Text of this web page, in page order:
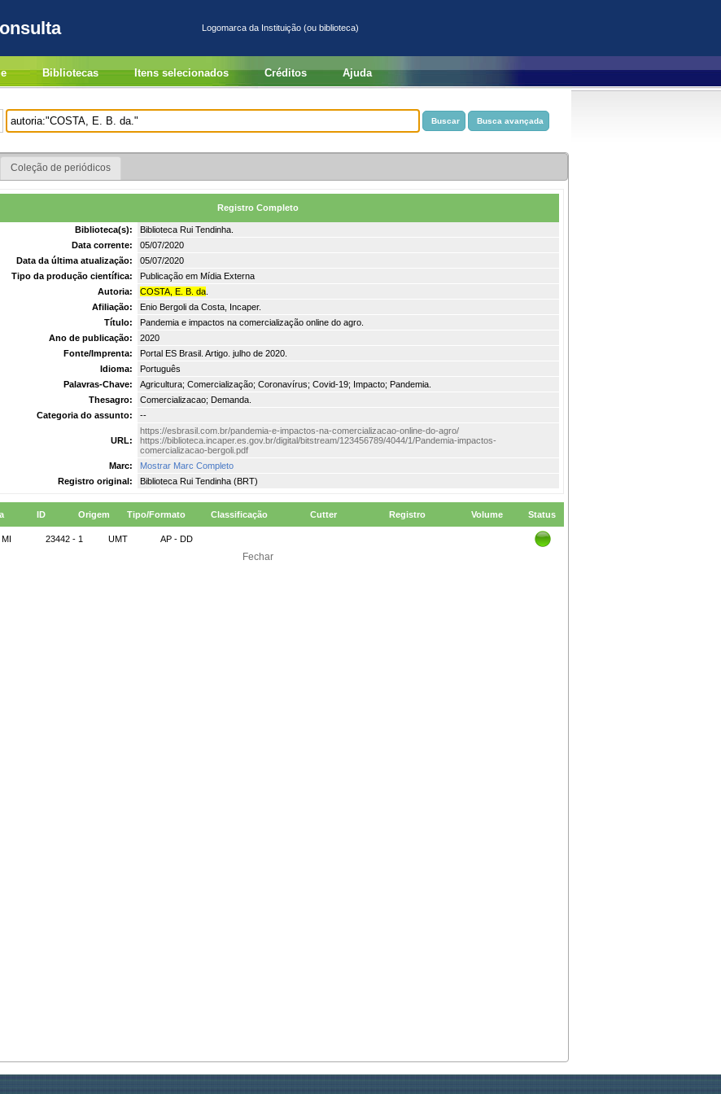
Logomarca da Instituição (ou biblioteca)
Bibliotecas Itens selecionados Créditos Ajuda
Coleção de periódicos
Registro Completo
Biblioteca(s):
Biblioteca Rui Tendinha.
Data corrente:
05/07/2020
Data da última atualização:
05/07/2020
Tipo da produção científica:
Publicação em Mídia Externa
Autoria:
COSTA, E. B. da
Afiliação:
Enio Bergoli da Costa, Incaper.
Título:
Pandemia e impactos na comercialização online do agro.
Ano de publicação:
2020
Fonte/Imprenta:
Portal ES Brasil. Artigo. julho de 2020.
Idioma:
Português
Palavras-Chave:
Agricultura; Comercialização; Coronavírus; Covid-19; Impacto; Pandemia.
Thesagro:
Comercializacao; Demanda.
Categoria do assunto:
--
URL:
https://esbrasil.com.br/pandemia-e-impactos-na-comercializacao-online-do-agro/
https://biblioteca.incaper.es.gov.br/digital/bitstream/123456789/4044/1/Pandemia-impactos-
comercializacao-bergoli.pdf
Marc:
Mostrar Marc Completo
Registro original:
Biblioteca Rui Tendinha (BRT)
ID Origem Tipo/Formato Classificação Cutter Registro Volume Status
23442 - 1 UMT AP - DD
Fechar